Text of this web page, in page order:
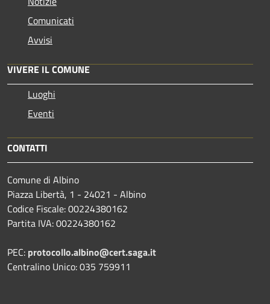
Comunicati
Avvisi
VIVERE IL COMUNE
Luoghi
Eventi
CONTATTI
Comune di Albino
Piazza Libertà, 1 - 24021 - Albino
Codice Fiscale: 00224380162
Partita IVA: 00224380162
PEC: protocollo.albino@cert.saga.it
Centralino Unico: 035 759911